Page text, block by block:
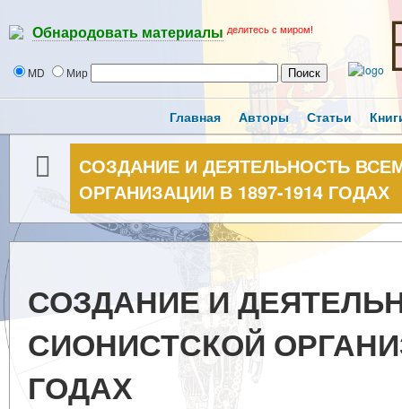
Обнародовать материалы делитесь с миром!
MD Мир
Главная Авторы Статьи
СОЗДАНИЕ И ДЕЯТЕЛЬНОСТЬ
ОРГАНИЗАЦИИ В 1897-1914 ГОДАХ
СОЗДАНИЕ И
СИОНИСТСКОЙ
ГОДАХ